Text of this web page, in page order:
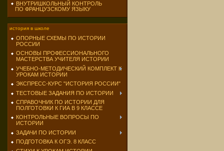
ВНУТРИШКОЛЬНЫЙ КОНТРОЛЬ
ПО ФРАНЦУЗСКОМУ ЯЗЫКУ
история в школе
ОПОРНЫЕ СХЕМЫ ПО ИСТОРИИ
РОССИИ
ОСНОВЫ ПРОФЕССИОНАЛЬНОГО
МАСТЕРСТВА УЧИТЕЛЯ ИСТОРИИ
УЧЕБНО-МЕТОДИЧЕСКИЙ КОМПЛЕКТ К
УРОКАМ ИСТОРИИ
ЭКСПРЕСС-КУРС "ИСТОРИЯ РОССИИ"
ТЕСТОВЫЕ ЗАДАНИЯ ПО ИСТОРИИ
СПРАВОЧНИК ПО ИСТОРИИ ДЛЯ
ПОЛГОТОВКИ К ГИА В 9 КЛАССЕ
КОНТРОЛЬНЫЕ ВОПРОСЫ ПО
ИСТОРИИ
ЗАДАЧИ ПО ИСТОРИИ
ПОДГОТОВКА К ОГЭ. 8 КЛАСС